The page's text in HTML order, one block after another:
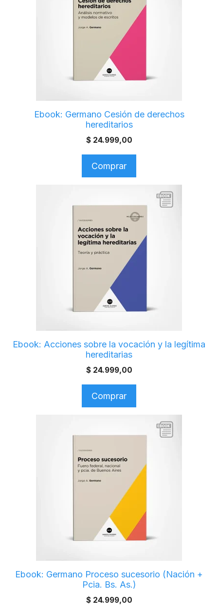
Ebook: Germano Cesión de derechos
hereditarios
$24.999,00
Comprar
Ebook: Acciones sobre la vocación y la legítima
hereditarias
$24.999,00
Comprar
Ebook: Germano Proceso sucesorio (Nación +
Pcia. Bs. As.)
$24.999,00